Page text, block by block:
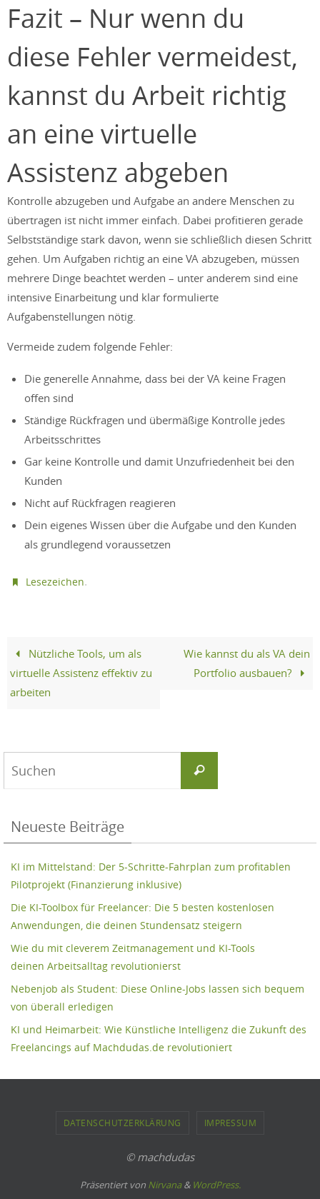
Fazit – Nur wenn du
diese Fehler vermeidest,
kannst du Arbeit richtig
an eine virtuelle
Assistenz abgeben
Kontrolle abzugeben und Aufgabe an andere Menschen zu
übertragen ist nicht immer einfach. Dabei profitieren gerade
Selbstständige stark davon, wenn sie schließlich diesen Schritt
gehen. Um Aufgaben richtig an eine VA abzugeben, müssen
mehrere Dinge beachtet werden – unter anderem sind eine
intensive Einarbeitung und klar formulierte
Aufgabenstellungen nötig.
Vermeide zudem folgende Fehler:
Die generelle Annahme, dass bei der VA keine Fragen
offen sind
Ständige Rückfragen und übermäßige Kontrolle jedes
Arbeitsschrittes
Gar keine Kontrolle und damit Unzufriedenheit bei den
Kunden
Nicht auf Rückfragen reagieren
Dein eigenes Wissen über die Aufgabe und den Kunden
als grundlegend voraussetzen
Lesezeichen.
Nützliche Tools, um als
virtuelle Assistenz effektiv zu
arbeiten
Wie kannst du als VA dein
Portfolio ausbauen?
Suchen
Neueste Beiträge
KI im Mittelstand: Der 5-Schritte-Fahrplan zum profitablen
Pilotprojekt (Finanzierung inklusive)
Die KI-Toolbox für Freelancer: Die 5 besten kostenlosen
Anwendungen, die deinen Stundensatz steigern
Wie du mit cleverem Zeitmanagement und KI-Tools
deinen Arbeitsalltag revolutionierst
Nebenjob als Student: Diese Online-Jobs lassen sich bequem
von überall erledigen
KI und Heimarbeit: Wie Künstliche Intelligenz die Zukunft des
Freelancings auf Machdudas.de revolutioniert
DATENSCHUTZERKLÄRUNG IMPRESSUM
© machdudas
Präsentiert von Nirvana& WordPress.